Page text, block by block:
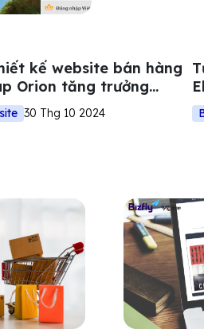
kế website bán hàng
Orion tăng trưởng
Tết Nguyên Đán
30 Thg 10 2024